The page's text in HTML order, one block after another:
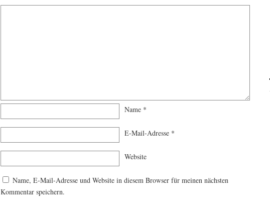
Name *
E-Mail-Adresse *
Website
Name, E-Mail-Adresse und Website in diesem Browser für meinen nächsten
Kommentar speichern.